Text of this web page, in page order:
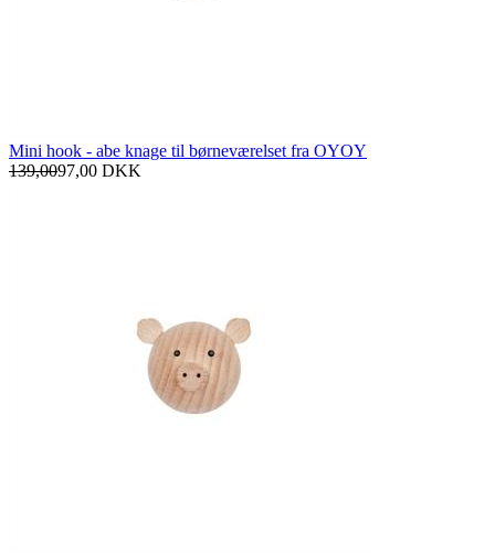
Mini hook - abe knage til børneværelset fra OYOY
139,0097,00 DKK